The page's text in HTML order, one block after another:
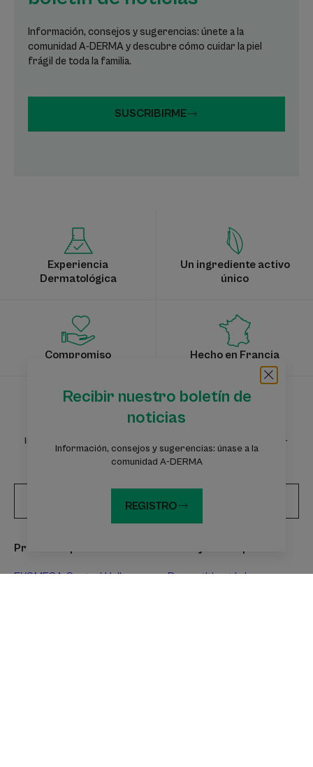
Información, consejos y sugerencias: únete a la
comunidad A-DERMA y descubre cómo cuidar la piel
frágil de toda la familia.
SUSCRIBIRME
Recibir nuestro boletín de
noticias
Información, consejos y sugerencias: únase a la
comunidad A-DERMA
REGISTRO
Experiencia
Dermatológica
Un ingrediente activo
único
Compromiso Hecho en Francia
Suscríbete a nuestro boletín de noticias
Información, consejos y sugerencias: únete a la comunidad A-
DERMA
Inscríbete en el boletín de noticias
Productos por descubrir
EXOMEGA Control Huile
Dermatitis atópica